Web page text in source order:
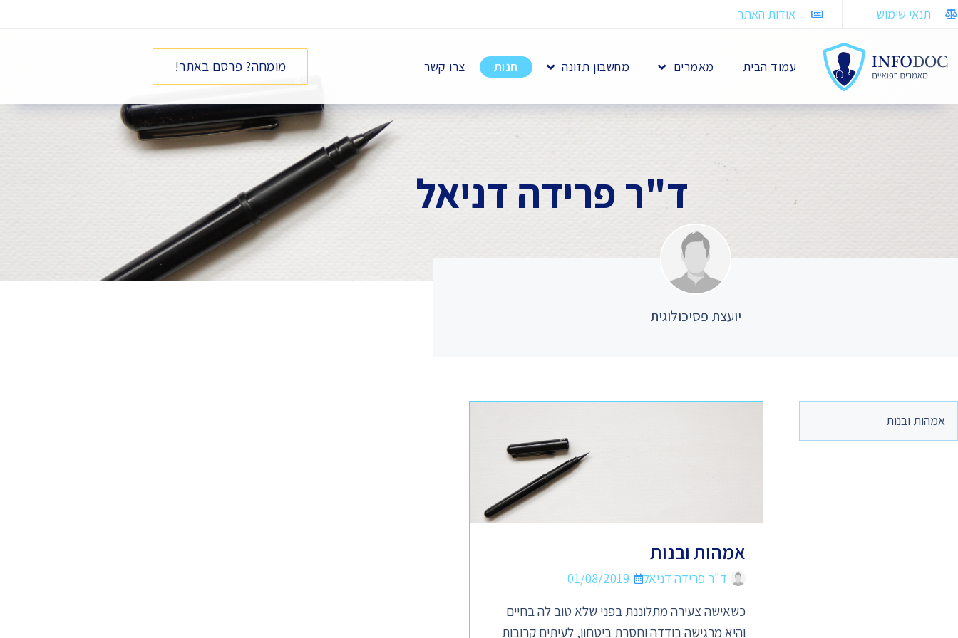
תנאי שימוש אודות האתר
עמוד הבית מאמרים מחשבון תזונה חנות צרו קשר מומחה? פרסם באתר!
ד"ר פרידה דניאל
יועצת פסיכולוגית
אמהות ובנות
אמהות ובנות
ד"ר פרידה דניאל
01/08/2019
כשאישה צעירה מתלוננת בפני שלא טוב לה בחיים
והיא מרגישה בודדה וחסרת ביטחון, לעיתים קרובות